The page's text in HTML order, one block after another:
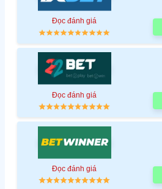
Đọc đánh giá
Đọc đánh giá
Đọc đánh giá